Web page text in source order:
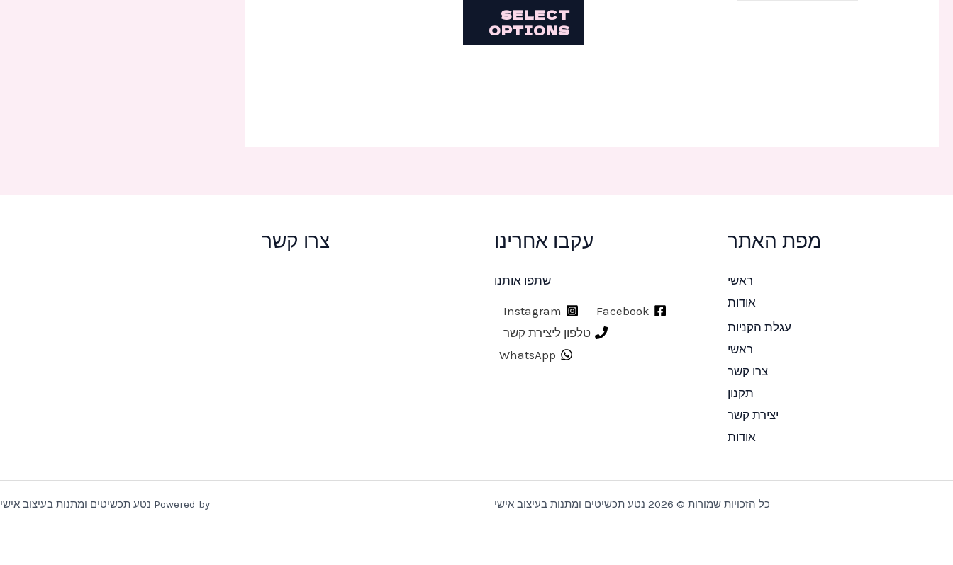
SELECT
OPTIONS
מפת האתר
ראשי
אודות
עגלת הקניות
ראשי
צרו קשר
תקנון
יצירת קשר
אודות
עקבו אחרינו
שתפו אותנו
Facebook
Instagram
טלפון ליצירת קשר
WhatsApp
צרו קשר
כל הזכויות שמורות © 2026 נטע תכשיטים ומתנות בעיצוב אישי Powered by נטע תכשיטים ומתנות בעיצוב אישי